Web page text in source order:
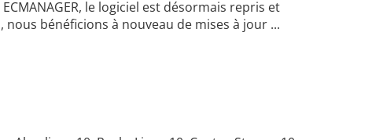
le logiciel est désormais repris et
bénéficions à nouveau de mises à jour ...